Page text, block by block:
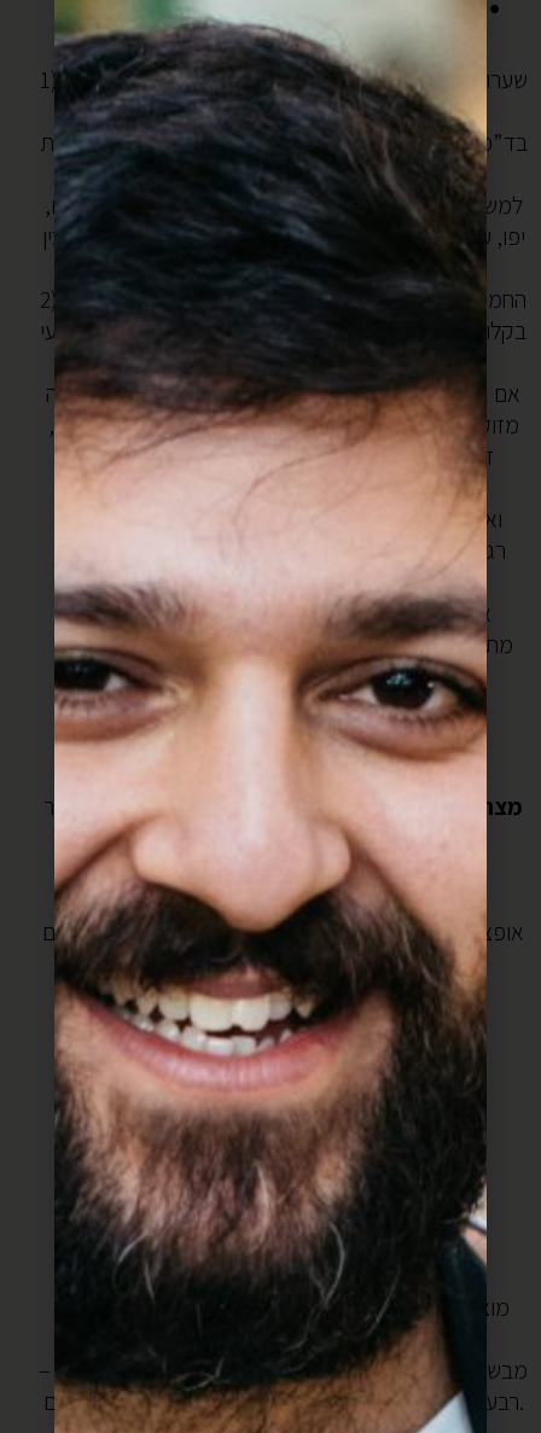
1) שערות הקדאיף צריכות להיות טריות וגמישות, ולא יבשות
ושבירות.
בד”כ במקומות שמכינים כנאפה טובה יש אופציה גם לקנות
שערות קדאיף טריות.
למשל תוכלו למצוא בשווקים בערים העתיקות של ירושלים,
יפו, עכו וכו. גם במחנה יהודה יש, מול באשר יש מקום שמכין
2) החמאה- עדיף לה שתהיה מזוקקת. אפשר לעשות את זה
בקלות בבית, הסבר תוכלו למצאו
כאן
(רק השמיטו את זרעי
אם אתם עצלנים (כמוני) לשמחתכם התחילו למכור חמאה
מזוקקת (הידועה בשמה סאמנה / גהי) כשרה בסופר שוק,
זה סופר קטן שנמצא בלב שוק מחנה יהודה בשדרה
ואם אתם ממש ממש עצלנים, אפשר להכין עם חמאה
רגילה, לא מזוקקת, אבל דעו שהיא נוטה מעט להישרף
ולהשפיע על הטעם כולו.
3) את הכנאפה אוכלים כשהיא חמה. אחרת הגבינה
מתקררת ומתקשה ומאבדת מהאלסטיות שלה, וזה טוב,
אבל פחות.
יאלה, נראה לי שאתם כבר מוכנים
(ואל תשכחו לשלוח לי תמונות)
מצרכים
(ל-2כנאפה בקוטר 16-18 או כנאפה אחת בקוטר
22-24 ס”מ)
250 גרם שיערות קדאיף טריות
2 כדורי מוצרלה (200-250 גרם)
אופציונלי: 2 כפות ריקוטה עיזים (אם לא מצאתם אפשר גם
פרומז’)
150 גרם חמאה מזוקקת (או רגילה)
1 כוס סוכר
1 כוס מים
רבע לימון עם קליפתו
פיסטוקים קצוצים לקישוט
אופן הכנת הכנאפה:
מגיעה לטמפרטורת החדר.
– מבשלים סירופ סוכר: בסיר קטן מניחים כוס מים, כוס סוכר
רבע לימון. מבשלים עד שהסירופ מסמיך כמו שמן. מצננים.